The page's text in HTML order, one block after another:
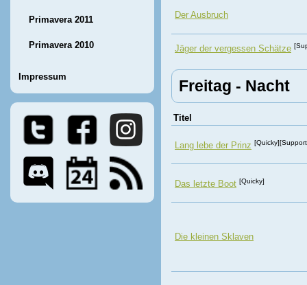
Primavera 2011
Primavera 2010
Impressum
Der Ausbruch
Jäger der vergessen Schätze
Freitag - Nacht
Titel
Lang lebe der Prinz
Das letzte Boot [Quicky]
Die kleinen Sklaven